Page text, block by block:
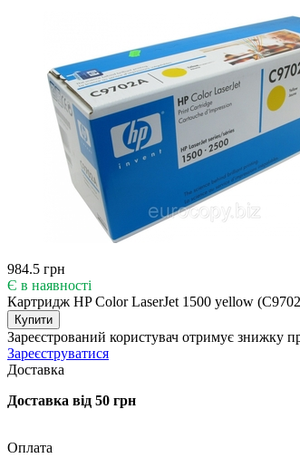
984.5 грн
Є в наявності
Картридж HP Color LaserJet 1500 yellow
Купити
Зареєстрований користувач отримує знижку
Зареєструватися
Доставка
Доставка від 50 грн
Оплата